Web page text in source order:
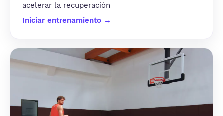
acelerar la recuperación.
Iniciar entrenamiento →